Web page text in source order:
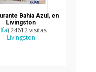
Bahía Azul, en
Livingston
) 24612 visitas
Livingston